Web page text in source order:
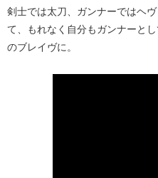
剣士では太刀、ガンナーではヘ
て、もれなく自分もガンナーと
のブレイヴに。